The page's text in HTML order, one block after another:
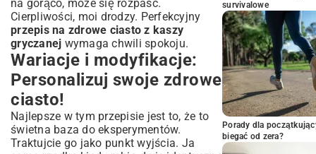
na gorąco, może się rozpaść.
Cierpliwości, moi drodzy. Perfekcyjny
przepis na zdrowe ciasto z kaszy
gryczanej wymaga chwili spokoju.
Wariacje i modyfikacje:
Personalizuj swoje zdrowe
ciasto!
Najlepsze w tym przepisie jest to, że to
świetna baza do eksperymentów.
Traktujcie go jako punkt wyjścia. Ja
survivalowe
Porady dla
biegać od zera?